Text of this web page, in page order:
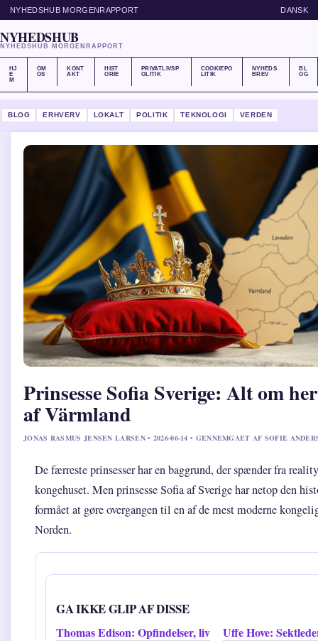
NYHEDSHUB MORGENRAPPORT DANSK
NYHEDSHUB
NYHEDSHUB MORGENRAPPORT
HJ
E
M
OM
OS
KONT
AKT
HIST
ORIE
PRIVATLIVSP
OLITIK
COOKIEPO
LITIK
NYHEDS
BREV
BL
OG
BLOG ERHVERV LOKALT POLITIK TEKNOLOGI VERDEN
Prinsesse Sofia Sverige: Alt om
af Värmland
JONAS RASMUS JENSEN LARSEN • 2026-06-14 • GENNEMGAET AF SOFIE
De færreste prinsesser har en baggrund, der spænder fra
kongehuset. Men prinsesse Sofia af Sverige har netop den
formået at gøre overgangen til en af de mest moderne
Norden.
GA IKKE GLIP AF DISSE
Thomas Edison: Opfindelser, liv
Uffe Hove: